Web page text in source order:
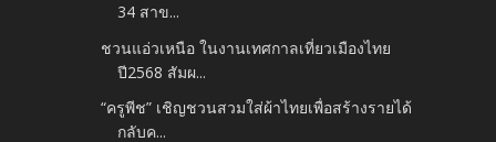
34 สาข...
ชวนแอ่วเหนือ ในงานเทศกาลเที่ยวเมืองไทย
ปี2568 สัมผ...
“ครูพีช” เชิญชวนสวมใส่ผ้าไทยเพื่อสร้างรายได้
กลับค...